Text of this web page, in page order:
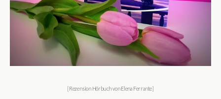
[Rezension Hörbuch von Elena Ferrante]